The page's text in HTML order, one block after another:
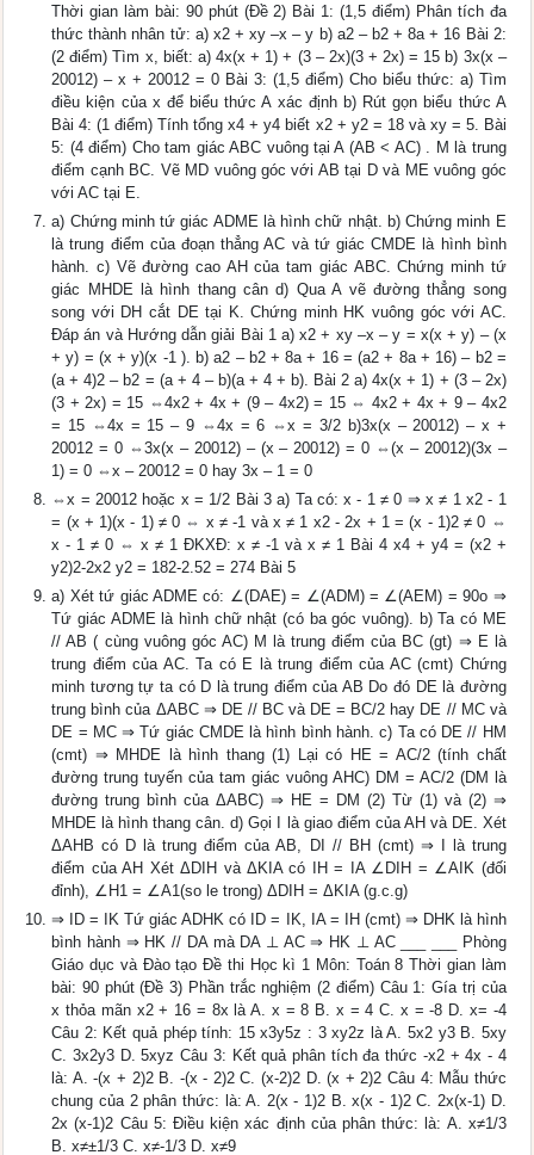
Thời gian làm bài: 90 phút (Đề 2) Bài 1: (1,5 điểm) Phân tích đa
thức thành nhân tử: a) x2 + xy –x – y b) a2 – b2 + 8a + 16 Bài 2:
(2 điểm) Tìm x, biết: a) 4x(x + 1) + (3 – 2x)(3 + 2x) = 15 b) 3x(x –
20012) – x + 20012 = 0 Bài 3: (1,5 điểm) Cho biểu thức: a) Tìm
điều kiện của x để biểu thức A xác định b) Rút gọn biểu thức A
Bài 4: (1 điểm) Tính tổng x4 + y4 biết x2 + y2 = 18 và xy = 5. Bài
5: (4 điểm) Cho tam giác ABC vuông tại A (AB < AC) . M là trung
điểm cạnh BC. Vẽ MD vuông góc với AB tại D và ME vuông góc
với AC tại E.
a) Chứng minh tứ giác ADME là hình chữ nhật. b) Chứng minh E
là trung điểm của đoạn thẳng AC và tứ giác CMDE là hình bình
hành. c) Vẽ đường cao AH của tam giác ABC. Chứng minh tứ
giác MHDE là hình thang cân d) Qua A vẽ đường thẳng song
song với DH cắt DE tại K. Chứng minh HK vuông góc với AC.
Đáp án và Hướng dẫn giải Bài 1 a) x2 + xy –x – y = x(x + y) – (x
+ y) = (x + y)(x -1 ). b) a2 – b2 + 8a + 16 = (a2 + 8a + 16) – b2 =
(a + 4)2 – b2 = (a + 4 – b)(a + 4 + b). Bài 2 a) 4x(x + 1) + (3 – 2x)
(3 + 2x) = 15 ⇔4x2 + 4x + (9 – 4x2) = 15 ⇔ 4x2 + 4x + 9 – 4x2
= 15 ⇔4x = 15 – 9 ⇔4x = 6 ⇔x = 3/2 b)3x(x – 20012) – x +
20012 = 0 ⇔3x(x – 20012) – (x – 20012) = 0 ⇔(x – 20012)(3x –
1) = 0 ⇔x – 20012 = 0 hay 3x – 1 = 0
⇔x = 20012 hoặc x = 1/2 Bài 3 a) Ta có: x - 1 ≠ 0 ⇒ x ≠ 1 x2 - 1
= (x + 1)(x - 1) ≠ 0 ⇔ x ≠ -1 và x ≠ 1 x2 - 2x + 1 = (x - 1)2 ≠ 0 ⇔
x - 1 ≠ 0 ⇔ x ≠ 1 ĐKXĐ: x ≠ -1 và x ≠ 1 Bài 4 x4 + y4 = (x2 +
y2)2-2x2 y2 = 182-2.52 = 274 Bài 5
a) Xét tứ giác ADME có: ∠(DAE) = ∠(ADM) = ∠(AEM) = 90o ⇒
Tứ giác ADME là hình chữ nhật (có ba góc vuông). b) Ta có ME
// AB ( cùng vuông góc AC) M là trung điểm của BC (gt) ⇒ E là
trung điểm của AC. Ta có E là trung điểm của AC (cmt) Chứng
minh tương tự ta có D là trung điểm của AB Do đó DE là đường
trung bình của ΔABC ⇒ DE // BC và DE = BC/2 hay DE // MC và
DE = MC ⇒ Tứ giác CMDE là hình bình hành. c) Ta có DE // HM
(cmt) ⇒ MHDE là hình thang (1) Lại có HE = AC/2 (tính chất
đường trung tuyến của tam giác vuông AHC) DM = AC/2 (DM là
đường trung bình của ΔABC) ⇒ HE = DM (2) Từ (1) và (2) ⇒
MHDE là hình thang cân. d) Gọi I là giao điểm của AH và DE. Xét
ΔAHB có D là trung điểm của AB, DI // BH (cmt) ⇒ I là trung
điểm của AH Xét ΔDIH và ΔKIA có IH = IA ∠DIH = ∠AIK (đối
đỉnh), ∠H1 = ∠A1(so le trong) ΔDIH = ΔKIA (g.c.g)
⇒ ID = IK Tứ giác ADHK có ID = IK, IA = IH (cmt) ⇒ DHK là hình
bình hành ⇒ HK // DA mà DA ⊥ AC ⇒ HK ⊥ AC ___ ___ Phòng
Giáo dục và Đào tạo Đề thi Học kì 1 Môn: Toán 8 Thời gian làm
bài: 90 phút (Đề 3) Phần trắc nghiệm (2 điểm) Câu 1: Gía trị của
x thỏa mãn x2 + 16 = 8x là A. x = 8 B. x = 4 C. x = -8 D. x= -4
Câu 2: Kết quả phép tính: 15 x3y5z : 3 xy2z là A. 5x2 y3 B. 5xy
C. 3x2y3 D. 5xyz Câu 3: Kết quả phân tích đa thức -x2 + 4x - 4
là: A. -(x + 2)2 B. -(x - 2)2 C. (x-2)2 D. (x + 2)2 Câu 4: Mẫu thức
chung của 2 phân thức: là: A. 2(x - 1)2 B. x(x - 1)2 C. 2x(x-1) D.
2x (x-1)2 Câu 5: Điều kiện xác định của phân thức: là: A. x≠1/3
B. x≠±1/3 C. x≠-1/3 D. x≠9